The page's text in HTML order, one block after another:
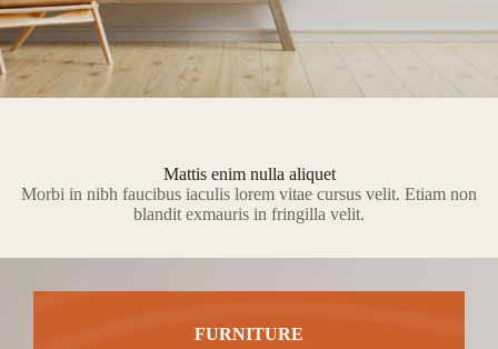
Mattis enim nulla aliquet
Morbi in nibh faucibus iaculis lorem vitae cursus velit. Etiam non
blandit exmauris in fringilla velit.
FURNITURE